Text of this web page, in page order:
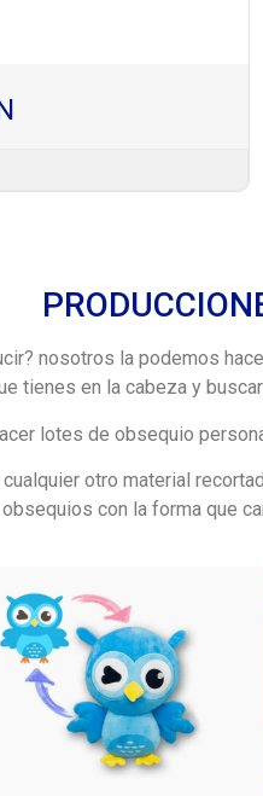
nosotros la podemos
tienes en la cabeza y
lotes de obsequio
otro material
con la forma que